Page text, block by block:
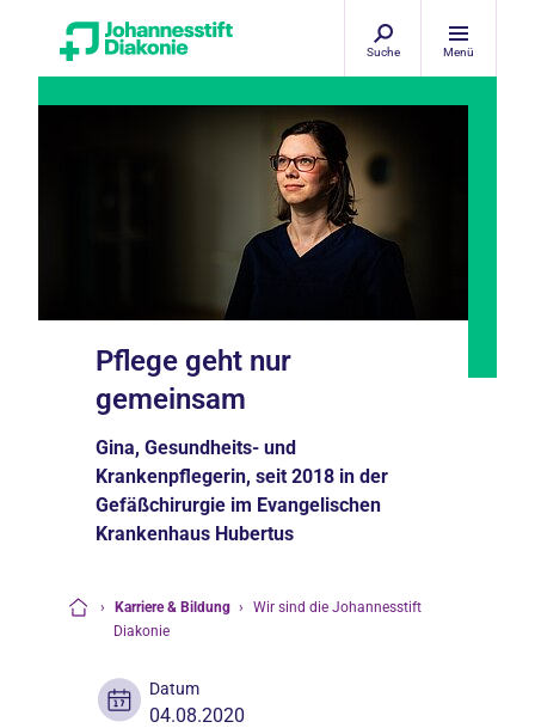
Suche Menü
Pflege geht nur
gemeinsam
Gina, Gesundheits- und
Krankenpflegerin, seit 2018 in der
Gefäßchirurgie im Evangelischen
Krankenhaus Hubertus
› Karriere & Bildung ›
Wir sind die Johannesstift
Diakonie
Datum
04.08.2020